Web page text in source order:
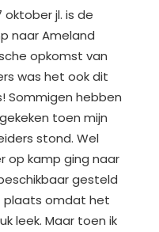
jl. is de
naar Ameland
opkomst van
was het ook dit
Sommigen hebben
toen mijn
stond. Wel
op kamp ging naar
gesteld
plaats omdat het
leek. Maar toen ik